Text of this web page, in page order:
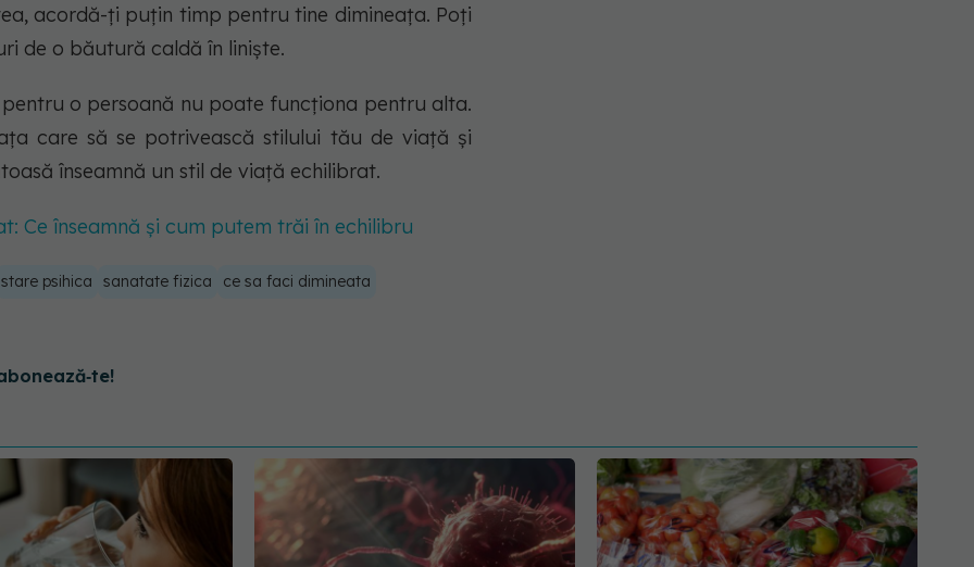
acordă-ți puțin timp pentru tine dimineața. Poți
de o băutură caldă în liniște.
o persoană nu poate funcționa pentru alta.
care să se potrivească stilului tău de viață și
înseamnă un stil de viață echilibrat.
Ce înseamnă și cum putem trăi în echilibru
stare psihica sanatate fizica
ce sa faci dimineata